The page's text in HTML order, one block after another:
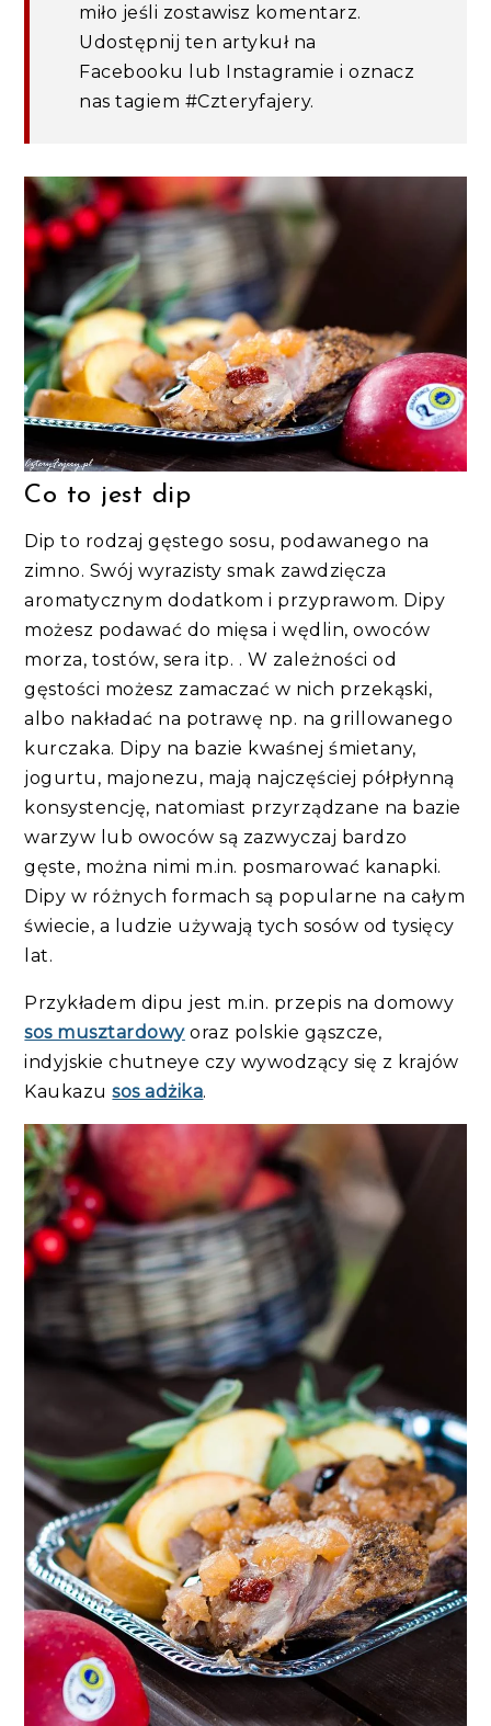
miło jeśli zostawisz komentarz.
Udostępnij ten artykuł na
Facebooku lub Instagramie i oznacz
nas tagiem #Czteryfajery.
Co to jest dip
Dip to rodzaj gęstego sosu, podawanego na
zimno. Swój wyrazisty smak zawdzięcza
aromatycznym dodatkom i przyprawom. Dipy
możesz podawać do mięsa i wędlin, owoców
morza, tostów, sera itp. . W zależności od
gęstości możesz zamaczać w nich przekąski,
albo nakładać na potrawę np. na grillowanego
kurczaka. Dipy na bazie kwaśnej śmietany,
jogurtu, majonezu, mają najczęściej półpłynną
konsystencję, natomiast przyrządzane na bazie
warzyw lub owoców są zazwyczaj bardzo
gęste, można nimi m.in. posmarować kanapki.
Dipy w różnych formach są popularne na całym
świecie, a ludzie używają tych sosów od tysięcy
lat.
Przykładem dipu jest m.in. przepis na domowy
sos musztardowyoraz polskie gąszcze,
indyjskie chutneye czy wywodzący się z krajów
Kaukazusos adżika.